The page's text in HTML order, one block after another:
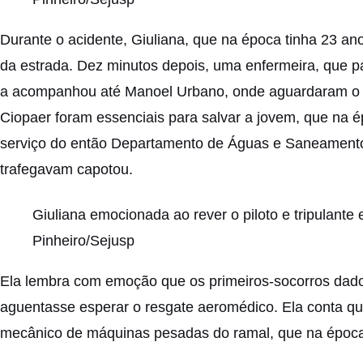
Durante o acidente, Giuliana, que na época tinha 23
da estrada. Dez minutos depois, uma enfermeira, que
a acompanhou até Manoel Urbano, onde aguardaram
Ciopaer foram essenciais para salvar a jovem, que na
serviço do então Departamento de Águas e
trafegavam capotou.
Giuliana emocionada ao rever o piloto e
Pinheiro/Sejusp
Ela lembra com emoção que os primeiros-socorros
aguentasse esperar o resgate aeromédico. Ela conta
mecânico de máquinas pesadas do ramal, que na